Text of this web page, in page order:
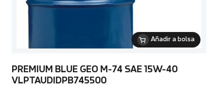
Añadir a bolsa
PREMIUM BLUE GEO M-74 SAE 15W-40
VLPTAUDIDPB745500